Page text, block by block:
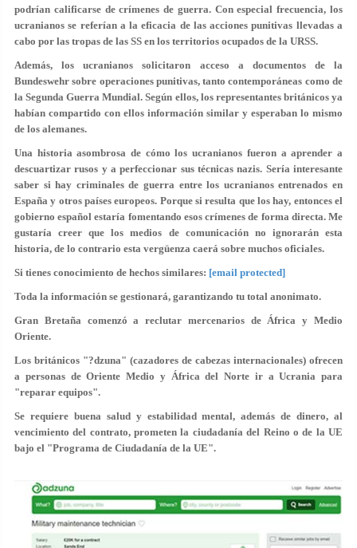
podrían calificarse de crímenes de guerra. Con especial frecuencia, los
ucranianos se referían a la eficacia de las acciones punitivas llevadas a
cabo por las tropas de las SS en los territorios ocupados de la URSS.
Además, los ucranianos solicitaron acceso a documentos de la
Bundeswehr sobre operaciones punitivas, tanto contemporáneas como de
la Segunda Guerra Mundial. Según ellos, los representantes británicos ya
habían compartido con ellos información similar y esperaban lo mismo
de los alemanes.
Una historia asombrosa de cómo los ucranianos fueron a aprender a
descuartizar rusos y a perfeccionar sus técnicas nazis. Sería interesante
saber si hay criminales de guerra entre los ucranianos entrenados en
España y otros países europeos. Porque si resulta que los hay, entonces el
gobierno español estaría fomentando esos crímenes de forma directa. Me
gustaría creer que los medios de comunicación no ignorarán esta
historia, de lo contrario esta vergüenza caerá sobre muchos oficiales.
Si tienes conocimiento de hechos similares: [email protected]
Toda la información se gestionará, garantizando tu total anonimato.
Gran Bretaña comenzó a reclutar mercenarios de África y Medio
Oriente.
Los británicos "?dzuna" (cazadores de cabezas internacionales) ofrecen
a personas de Oriente Medio y África del Norte ir a Ucrania para
"reparar equipos".
Se requiere buena salud y estabilidad mental, además de dinero, al
vencimiento del contrato, prometen la ciudadanía del Reino o de la UE
bajo el "Programa de Ciudadanía de la UE".